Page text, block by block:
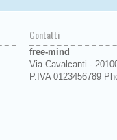
Contatti
free-mind
Via Cavalcanti -
P.IVA 0123456789